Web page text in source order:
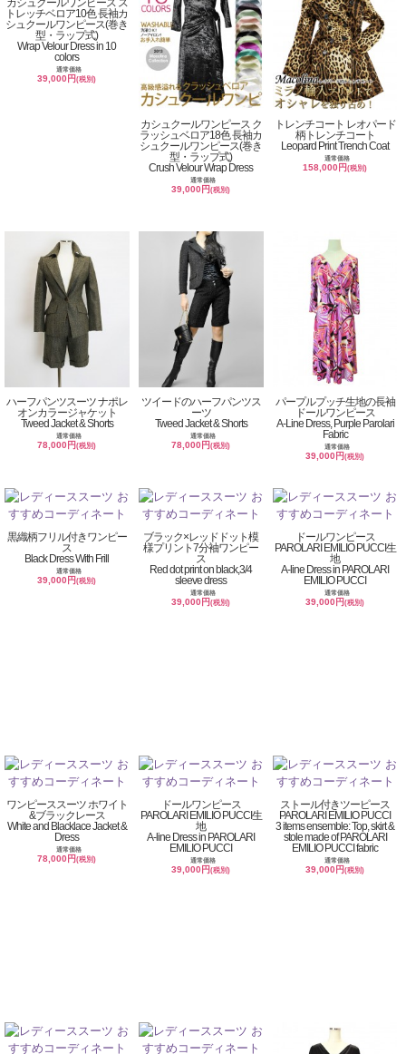
トレッチベロア10色 長袖カ
シュクールワンピース(巻き
型・ラップ式)
Wrap Velour Dress in 10
colors
通常価格
39,000円(税別)
カシュクールワンピース ク
ラッシュベロア18色 長袖カ
シュクールワンピース(巻き
型・ラップ式)
Crush Velour Wrap Dress
通常価格
39,000円(税別)
トレンチコート レオパード
柄トレンチコート
Leopard Print Trench Coat
通常価格
158,000円(税別)
ハーフパンツスーツ ナポレ
オンカラージャケット
Tweed Jacket & Shorts
通常価格
78,000円(税別)
ツイードのハーフパンツス
ーツ
Tweed Jacket & Shorts
通常価格
78,000円(税別)
パープルプッチ生地の長袖
ドールワンピース
A-Line Dress, Purple Parolari
Fabric
通常価格
39,000円(税別)
黒織柄フリル付きワンピー
ス
Black Dress With Frill
通常価格
39,000円(税別)
ブラック×レッドドット模
様プリント7分袖ワンピー
ス
Red dot print on black,3/4
sleeve dress
通常価格
39,000円(税別)
ドールワンピース
PAROLARI EMILIO PUCCI生
地
A-line Dress in PAROLARI
EMILIO PUCCI
通常価格
39,000円(税別)
ワンピーススーツ ホワイト
&ブラックレース
White and Blacklace Jacket &
Dress
通常価格
78,000円(税別)
ドールワンピース
PAROLARI EMILIO PUCCI生
地
A-line Dress in PAROLARI
EMILIO PUCCI
通常価格
39,000円(税別)
ストール付きツーピース
PAROLARI EMILIO PUCCI
3 items ensemble: Top, skirt &
stole made of PAROLARI
EMILIO PUCCI fabric
通常価格
39,000円(税別)